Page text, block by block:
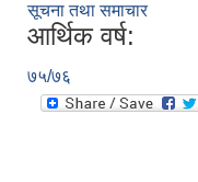
सूचना तथा समाचार
आर्थिक वर्ष:
७५/७६